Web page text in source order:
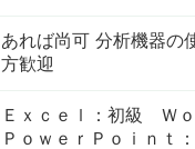
あれば尚可 分析機器の
方歓迎
Ｅｘｃｅｌ：初級 Ｗ
ＰｏｗｅｒＰｏｉｎｔ